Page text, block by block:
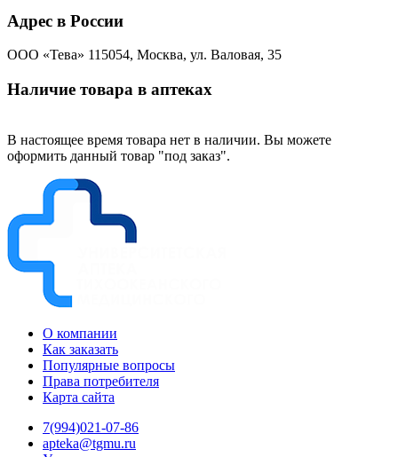
Адрес в России
ООО «Тева» 115054, Москва, ул. Валовая, 35
Наличие товара в аптеках
В настоящее время товара нет в наличии. Вы можете
оформить данный товар "под заказ".
О компании
Как заказать
Популярные вопросы
Права потребителя
Карта сайта
7(994)021-07-86
apteka@tgmu.ru